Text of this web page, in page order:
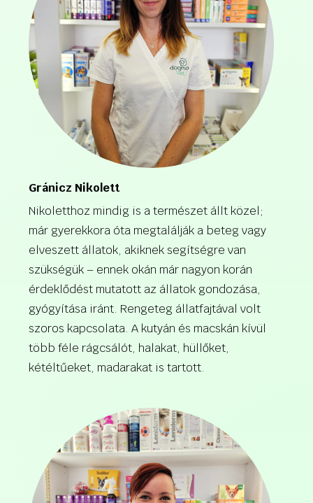
Gránicz Nikolett
Nikoletthoz mindig is a természet állt közel;
már gyerekkora óta megtalálják a beteg vagy
elveszett állatok, akiknek segítségre van
szükségük – ennek okán már nagyon korán
érdeklődést mutatott az állatok gondozása,
gyógyítása iránt. Rengeteg állatfajtával volt
szoros kapcsolata. A kutyán és macskán kívül
több féle rágcsálót, halakat, hüllőket,
kétéltűeket, madarakat is tartott.